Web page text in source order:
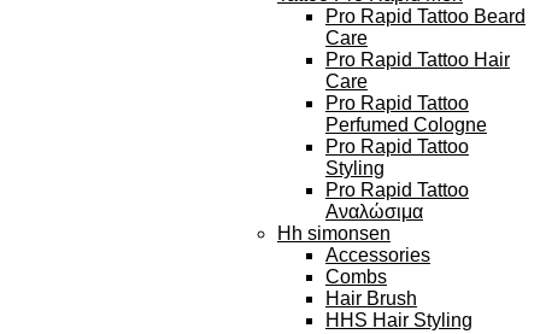
Pro Rapid Tattoo Beard
Care
Pro Rapid Tattoo Hair
Care
Pro Rapid Tattoo
Perfumed Cologne
Pro Rapid Tattoo
Styling
Pro Rapid Tattoo
Αναλώσιμα
Hh simonsen
Accessories
Combs
Hair Brush
HHS Hair Styling